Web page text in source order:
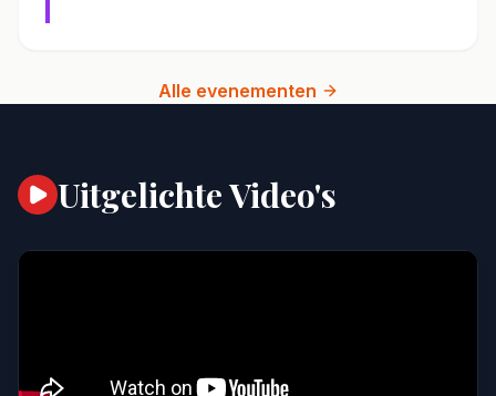
Alle evenementen
Uitgelichte Video's